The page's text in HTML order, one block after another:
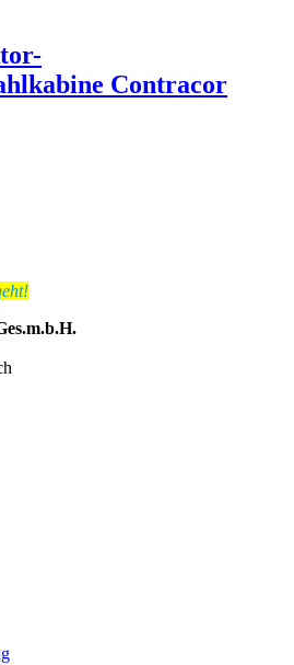
Contracor